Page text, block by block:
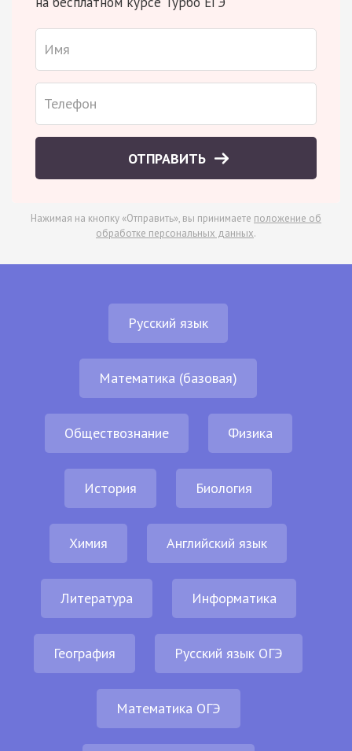
ОТПРАВИТЬ
Нажимая на кнопку «Отправить», вы принимаете положение об
обработке персональных данных.
Русский язык
Математика (базовая)
Обществознание Физика
История Биология
Химия Английский язык
Литература Информатика
География Русский язык ОГЭ
Математика ОГЭ